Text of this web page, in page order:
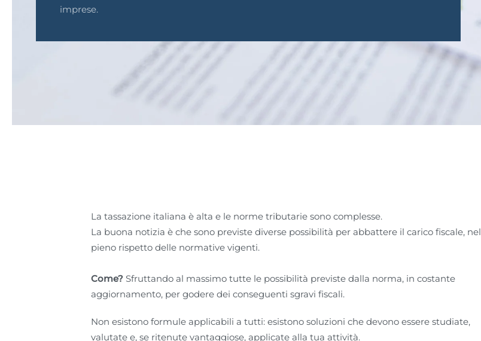
imprese.
La tassazione italiana è alta e le norme tributarie sono complesse.
La buona notizia è che sono previste diverse possibilità per abbattere il carico fiscale, nel
pieno rispetto delle normative vigenti.
Come? Sfruttando al massimo tutte le possibilità previste dalla norma, in costante
aggiornamento, per godere dei conseguenti sgravi fiscali.
Non esistono formule applicabili a tutti: esistono soluzioni che devono essere studiate,
valutate e, se ritenute vantaggiose, applicate alla tua attività.